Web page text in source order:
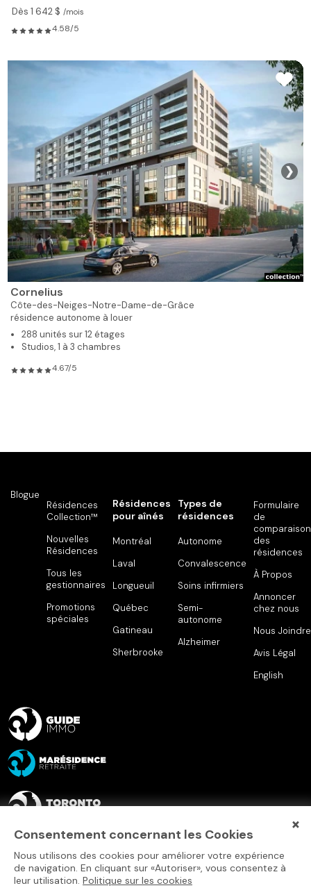
Dès 1 642 $ /mois
4.58/5
❯
Cornelius
Côte-des-Neiges-Notre-Dame-de-Grâce
résidence autonome à louer
288 unités sur 12 étages
Studios, 1 à 3 chambres
4.67/5
×
Consentement concernant les Cookies
Nous utilisons des cookies pour améliorer votre expérience
de navigation. En cliquant sur «Autoriser», vous consentez à
leur utilisation. Politique sur les cookies
Blogue
Résidences
Collection™
Nouvelles
Résidences
Tous les
gestionnaires
Promotions
spéciales
Résidences
pour aînés
Montréal
Laval
Longueuil
Québec
Gatineau
Sherbrooke
Types de
résidences
Autonome
Convalescence
Soins infirmiers
Semi-
autonome
Alzheimer
Formulaire
de
comparaison
des
résidences
À Propos
Annoncer
chez nous
Nous Joindre
Avis Légal
English